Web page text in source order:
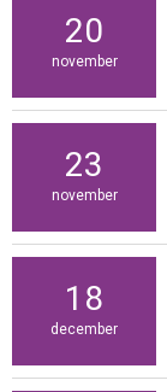
20
november
23
november
18
december